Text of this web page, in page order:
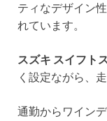
ティなデザイン
れています。
スズキ スイフト
く設定ながら、
通勤からワイン